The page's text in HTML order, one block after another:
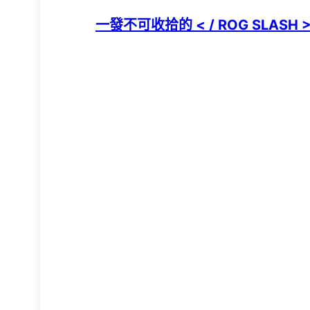
一發不可收拾的 < / ROG SLASH